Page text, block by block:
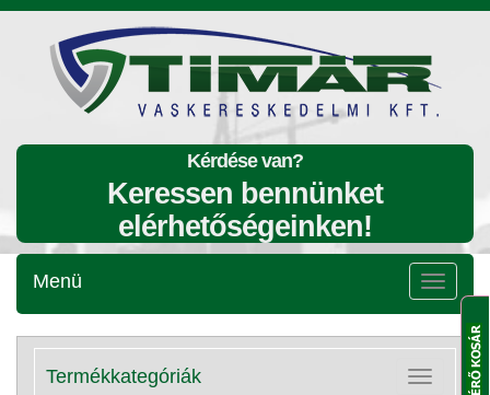
Kérdése van?
Keressen bennünket
elérhetőségeinken!
Menü
Menü
Kategóriák
Termékkategóriák